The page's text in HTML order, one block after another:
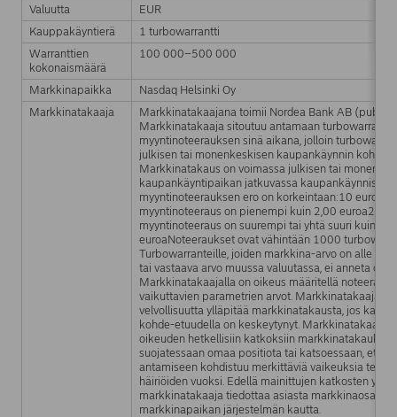
Valuutta
EUR
Kauppakäyntierä
1 turbowarrantti
Warranttien
kokonaismäärä
100 000–500 000
Markkinapaikka
Nasdaq Helsinki Oy
Markkinatakaaja
Markkinatakaajana toimii Nordea Bank AB (publ)
Markkinatakaaja sitoutuu antamaan
myyntinoteerauksen sinä aikana, jolloin
julkisen tai monenkeskisen kaupankäynnin
Markkinatakaus on voimassa julkisen tai
kaupankäyntipaikan jatkuvassa
myyntinoteerauksen ero on korkeintaan:10
myyntinoteeraus on pienempi kuin 2,00 euroa20
myyntinoteeraus on suurempi tai yhtä suuri kuin
euroaNoteeraukset ovat vähintään 1000
Turbowarranteille, joiden markkina-arvo on alle
tai vastaava arvo muussa valuutassa, ei anneta
Markkinatakaajalla on oikeus määritellä
vaikuttavien parametrien arvot. Markkinatakaajalla
velvollisuutta ylläpitää markkinatakausta, jos
kohde-etuudella on keskeytynyt. Markkinatakaaja
oikeuden hetkellisiin katkoksiin
suojatessaan omaa positiota tai katsoessaan, että
antamiseen kohdistuu merkittäviä vaikeuksia
häiriöiden vuoksi. Edellä mainittujen katkosten
markkinatakaaja tiedottaa asiasta
markkinapaikan järjestelmän kautta.